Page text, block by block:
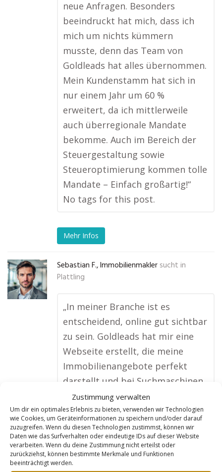
Zustimmung verwalten
Um dir ein optimales Erlebnis zu bieten, verwenden wir Technologien
wie Cookies, um Geräteinformationen zu speichern und/oder darauf
zuzugreifen. Wenn du diesen Technologien zustimmst, können wir
Daten wie das Surfverhalten oder eindeutige IDs auf dieser Website
verarbeiten. Wenn du deine Zustimmung nicht erteilst oder
zurückziehst, können bestimmte Merkmale und Funktionen
beeinträchtigt werden.
neue Anfragen. Besonders
beeindruckt hat mich, dass ich
mich um nichts kümmern
musste, denn das Team von
Goldleads hat alles übernommen.
Mein Kundenstamm hat sich in
nur einem Jahr um 60 %
erweitert, da ich mittlerweile
auch überregionale Mandate
bekomme. Auch im Bereich der
Steuergestaltung sowie
Steueroptimierung kommen tolle
Mandate – Einfach großartig!“
No tags for this post.
Mehr Infos
Sebastian F., Immobilienmakler sucht in
Plattling
„In meiner Branche ist es
entscheidend, online gut sichtbar
zu sein. Goldleads hat mir eine
Webseite erstellt, die meine
Immobilienangebote perfekt
darstellt und bei Suchmaschinen
super gefunden wird. Ich
bekomme jetzt regelmäßig
Anfragen von Interessenten, die
genau nach den Immobilien
suchen, die ich im Angebot habe.